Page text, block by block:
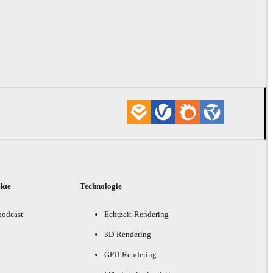
Technologie
Echtzeit-Rendering
3D-Rendering
GPU-Rendering